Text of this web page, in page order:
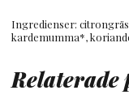
mängd
Ingredienser:
kardemumma*,